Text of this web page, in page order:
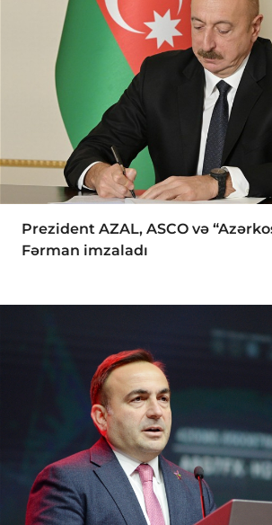
Prezident AZAL, ASCO və
Fərman imzaladı